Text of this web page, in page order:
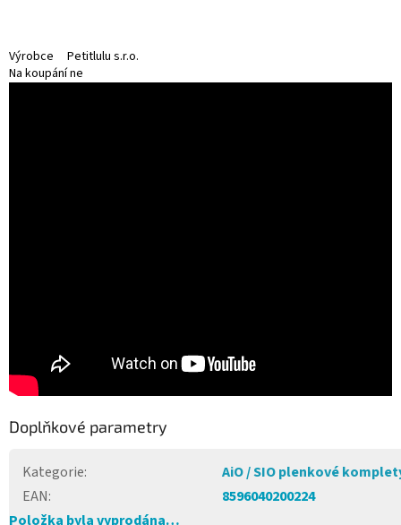
Výrobce
Petitlulu s.r.o.
Na koupáníne
Doplňkové parametry
Kategorie:
AiO / SIO plenkové
EAN:
8596040200224
Položka byla vyprodána…